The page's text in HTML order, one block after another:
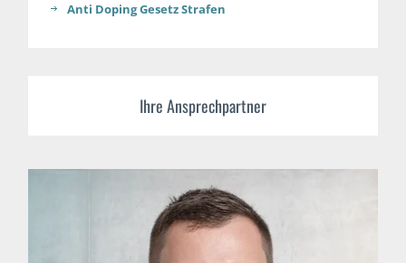
Anti Doping Gesetz Strafen
Ihre Ansprechpartner